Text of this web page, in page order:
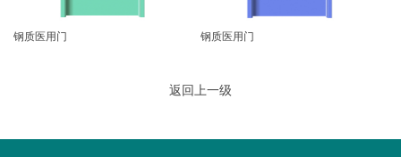
钢质医用门 钢质医用门
返回上一级